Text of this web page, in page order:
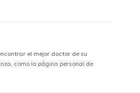
el mejor doctor de su
como la página personal de